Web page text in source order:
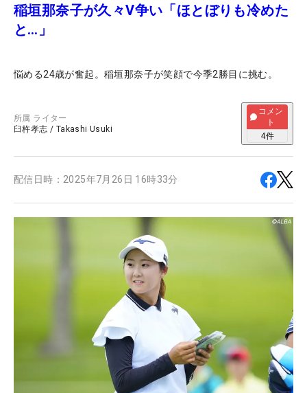
稲垣那奈子が久々V争い「ほとぼりも冷めた
と…」
悩める24歳が奮起。稲垣那奈子が笑顔で今季2勝目に挑む。
所属 ライター
臼杵孝志 / Takashi Usuki
コメン
ト
4件
配信日時： 2025年7月26日 16時33分